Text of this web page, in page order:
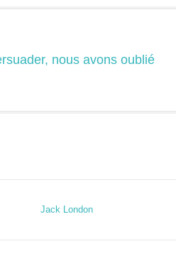
nous avons oublié
Jack London